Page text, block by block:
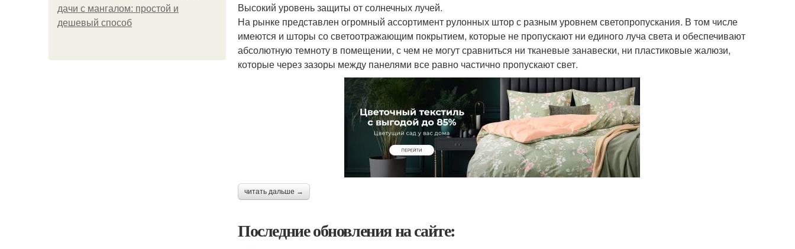
дачи с мангалом: простой и
дешевый способ
Высокий уровень защиты от солнечных лучей.
На рынке представлен огромный ассортимент рулонных штор с разным уровнем светопропускания. В том числе
имеются и шторы со светоотражающим покрытием, которые не пропускают ни единого луча света и обеспечивают
абсолютную темноту в помещении, с чем не могут сравниться ни тканевые занавески, ни пластиковые жалюзи,
которые через зазоры между панелями все равно частично пропускают свет.
читать дальше →
Последние обновления на сайте: